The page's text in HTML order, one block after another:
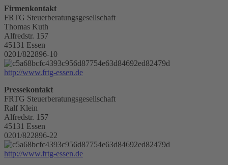
Firmenkontakt
FRTG Steuerberatungsgesellschaft
Thomas Kuth
Alfredstr. 157
45131 Essen
0201/822896-10
http://www.frtg-essen.de
Pressekontakt
FRTG Steuerberatungsgesellschaft
Ralf Klein
Alfredstr. 157
45131 Essen
0201/822896-22
http://www.frtg-essen.de